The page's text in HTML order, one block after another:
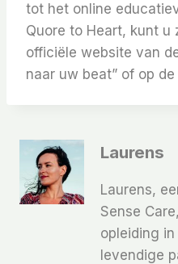
tot het online
Quore to Heart, kunt u
officiële website van
naar uw beat” of op
Laurens
Laurens,
Sense
opleiding
levendige